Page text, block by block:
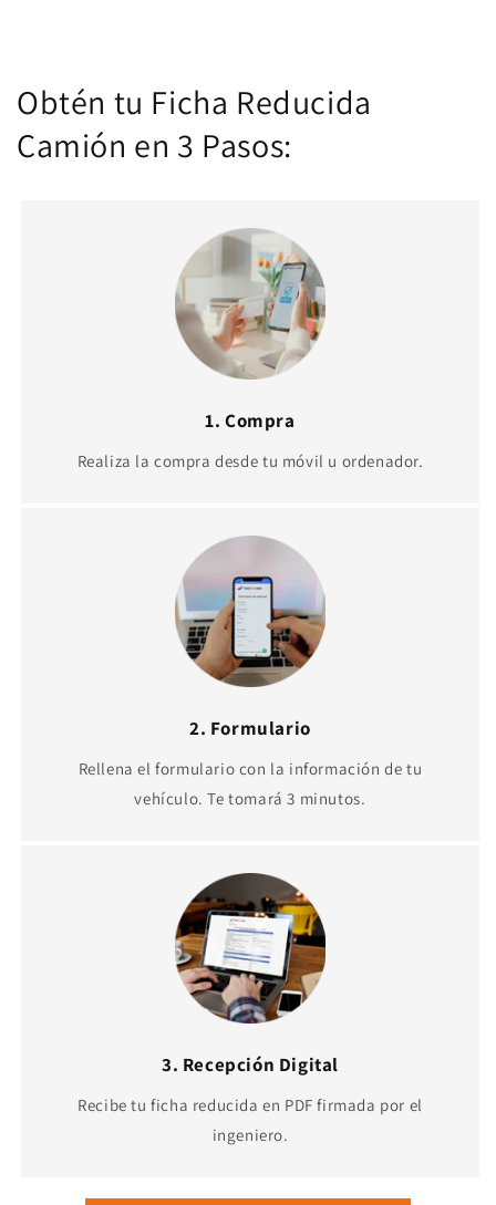
Obtén tu Ficha Reducida
Camión en 3 Pasos:
1. Compra
Realiza la compra desde tu móvil u ordenador.
2. Formulario
Rellena el formulario con la información de tu
vehículo. Te tomará 3 minutos.
3. Recepción Digital
Recibe tu ficha reducida en PDF firmada por el
ingeniero.